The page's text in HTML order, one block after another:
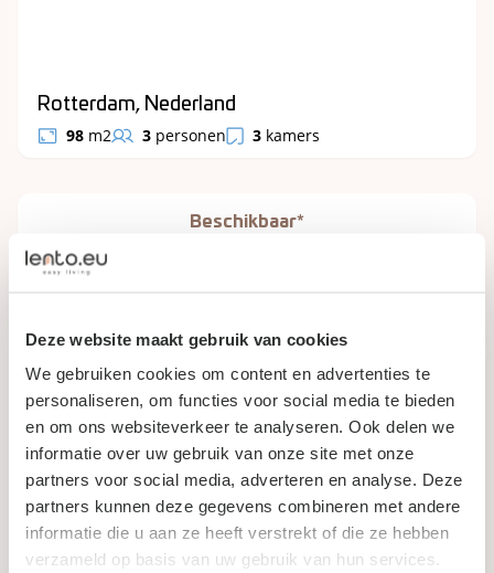
Deze website maakt gebruik van cookies
We gebruiken cookies om content en advertenties te
personaliseren, om functies voor social media te bieden
en om ons websiteverkeer te analyseren. Ook delen we
informatie over uw gebruik van onze site met onze
partners voor social media, adverteren en analyse. Deze
partners kunnen deze gegevens combineren met andere
informatie die u aan ze heeft verstrekt of die ze hebben
verzameld op basis van uw gebruik van hun services.
Rotterdam, Nederland
98 m2 3 personen 3 kamers
Beschikbaar*
Rotterdam, Nederland
75 m2 5 personen 1 kamers